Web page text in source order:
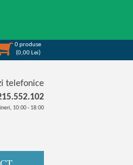
0produse
(0,00 Lei)
telefonice
10:00 - 18:00